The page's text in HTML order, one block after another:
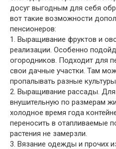
досуг выгодным для себя
вот такие возможности
пенсионеров:
1. Выращивание фруктов и
реализации. Особенно
огородников. Подходит для
свои дачные участки. Там
пропалывать разные
2. Выращивание рассады.
внушительную по размерам
холодное время года
переносить в отапливаемые
растения не замерзли.
3. Вязание одежды и прочих